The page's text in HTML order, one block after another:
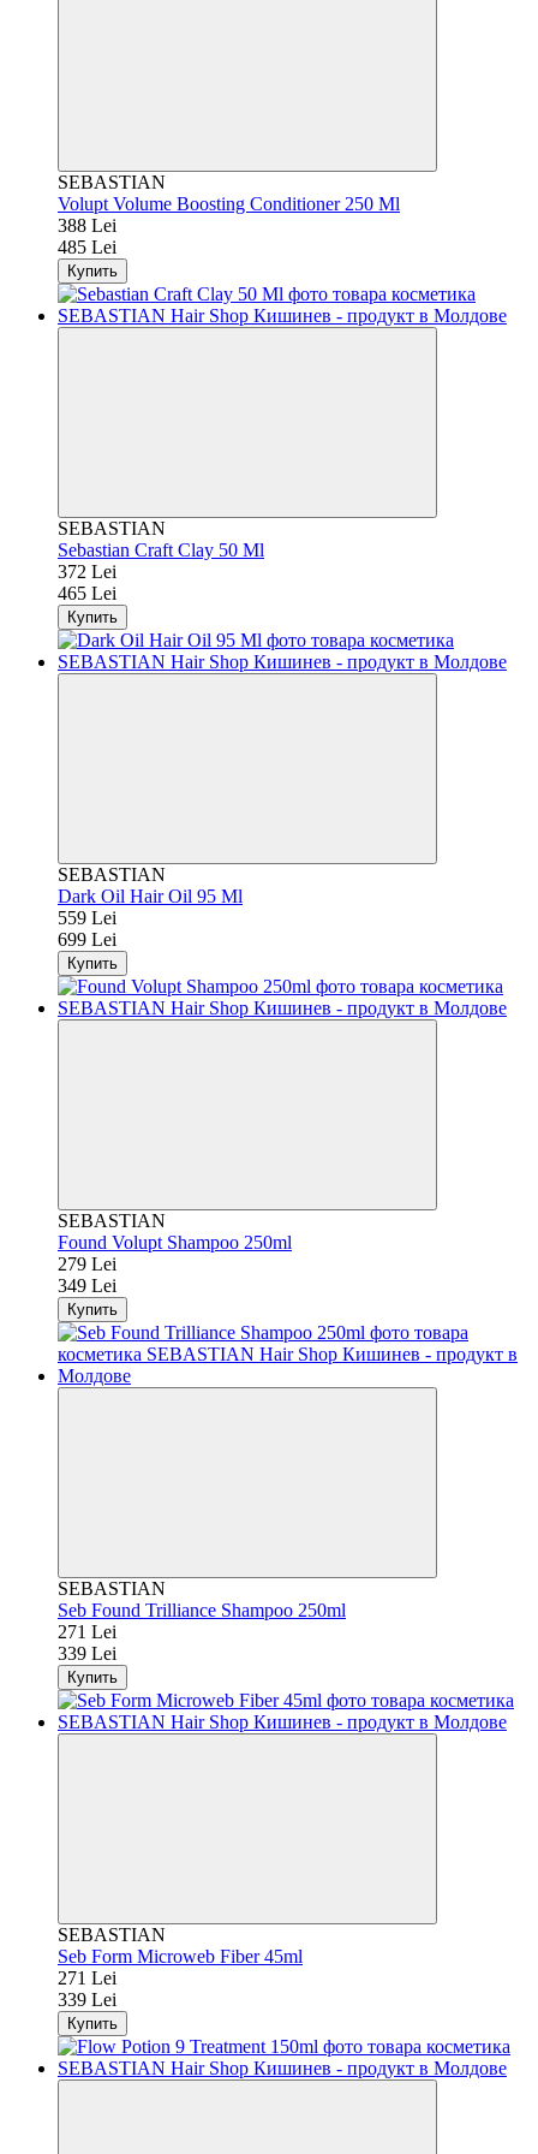
SEBASTIAN
Volupt Volume Boosting Conditioner 250 Ml
388 Lei
485 Lei
Купить
SEBASTIAN
Sebastian Craft Clay 50 Ml
372 Lei
465 Lei
Купить
SEBASTIAN
Dark Oil Hair Oil 95 Ml
559 Lei
699 Lei
Купить
SEBASTIAN
Found Volupt Shampoo 250ml
279 Lei
349 Lei
Купить
SEBASTIAN
Seb Found Trilliance Shampoo 250ml
271 Lei
339 Lei
Купить
SEBASTIAN
Seb Form Microweb Fiber 45ml
271 Lei
339 Lei
Купить